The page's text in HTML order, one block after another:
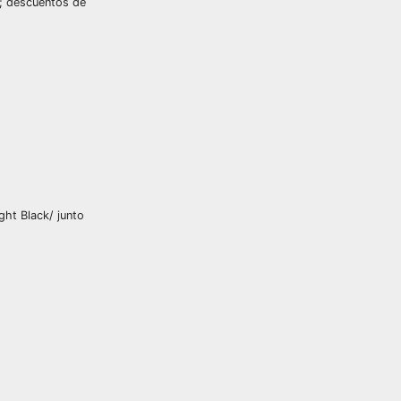
Black/ junto